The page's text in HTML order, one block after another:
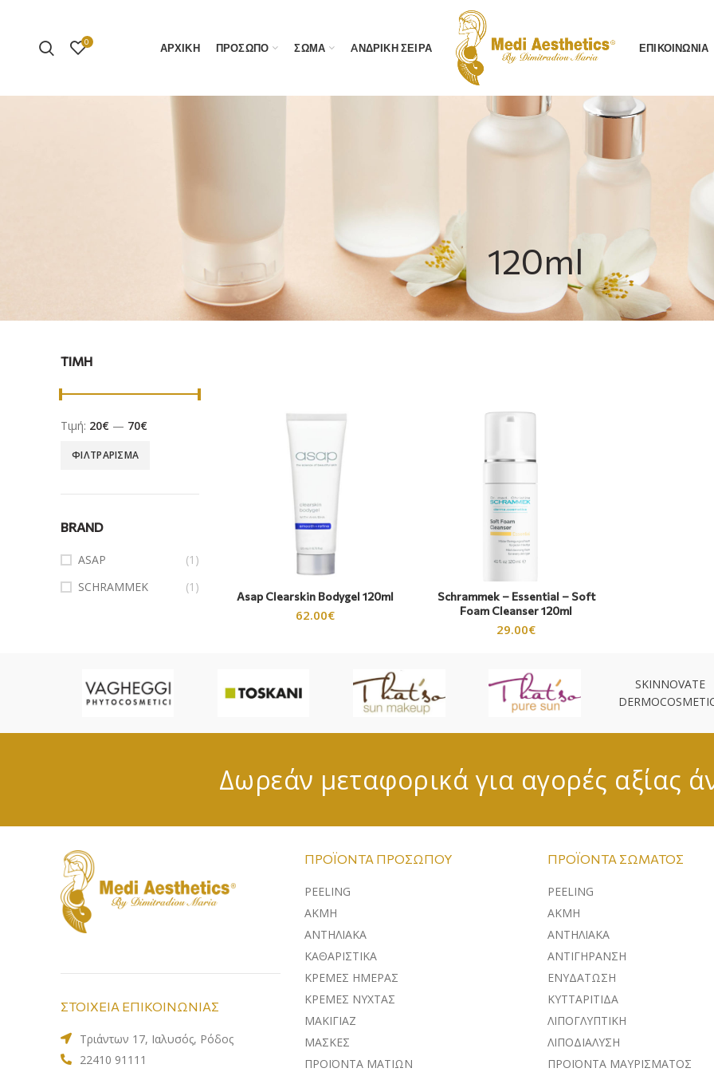
0 ΑΡΧΙΚΗ ΠΡΟΣΩΠΟ ΣΩΜΑ AΝΔΡΙΚΗ ΣΕΙΡΑ ΕΠΙΚΟΙΝΩΝΙΑ
120ml
ΤΙΜΗ
ΦΙΛΤΡΆΡΙΣΜΑ
Τιμή: 20€ — 70€
BRAND
ASAP
(1)
SCHRAMMEK
(1)
Asap Clearskin Bodygel 120ml
62.00€
Schrammek – Essential – Soft
Foam Cleanser 120ml
29.00€
SKINNOVATE
Δωρεάν μεταφορικά για αγορές αξίας
ΣΤΟΙΧΕΙΑ ΕΠΙΚΟΙΝΩΝΙΑΣ
Τριάντων 17, Ιαλυσός, Ρόδος
22410 91111
ΠΡΟΪΌΝΤΑ ΠΡΟΣΏΠΟΥ
PEELING
ΑΚΜΗ
ΑΝΤΗΛΙΑΚA
ΚΑΘΑΡΙΣΤΙΚΑ
ΚΡΕΜΕΣ ΗΜΕΡΑΣ
ΚΡΕΜΕΣ ΝΥΧΤΑΣ
ΜΑΚΙΓΙΑΖ
ΜΑΣΚΕΣ
ΠΡΟΪΟΝΤΑ ΜΑΤΙΩΝ
ΠΡΟΪΌΝΤΑ ΣΏΜΑΤΟΣ
PEELING
ΑΚΜΗ
ΑΝΤΗΛΙΑΚΑ
ΑΝΤΙΓΗΡΑΝΣΗ
ΕΝΥΔΑΤΩΣΗ
ΚΥΤΤΑΡΙΤΙΔΑ
ΛΙΠΟΓΛΥΠΤΙΚΗ
ΛΙΠΟΔΙΑΛΥΣΗ
ΠΡΟΪΟΝΤΑ ΜΑΥΡΙΣΜΑΤΟΣ